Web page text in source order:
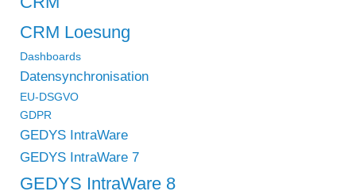
Web
neue
App
CRM Loesung
Dashboards
Datensynchronisation
EU-DSGVO
GDPR
GEDYS IntraWare
GEDYS IntraWare 7
GEDYS IntraWare 8